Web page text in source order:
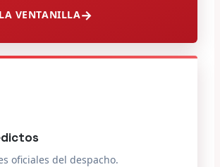
VENTANILLA
oficiales del despacho.